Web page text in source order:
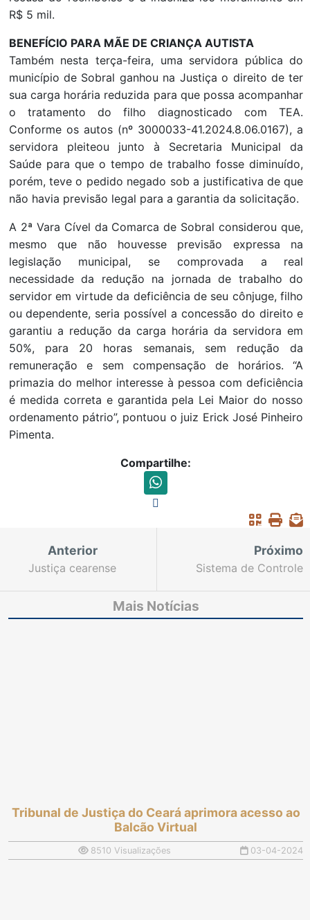
R$ 5 mil.
BENEFÍCIO PARA MÃE DE CRIANÇA AUTISTA
Também nesta terça-feira, uma servidora pública do
município de Sobral ganhou na Justiça o direito de ter
sua carga horária reduzida para que possa acompanhar
o tratamento do filho diagnosticado com TEA.
Conforme os autos (nº 3000033-41.2024.8.06.0167), a
servidora pleiteou junto à Secretaria Municipal da
Saúde para que o tempo de trabalho fosse diminuído,
porém, teve o pedido negado sob a justificativa de que
não havia previsão legal para a garantia da solicitação.
A 2ª Vara Cível da Comarca de Sobral considerou que,
mesmo que não houvesse previsão expressa na
legislação municipal, se comprovada a real
necessidade da redução na jornada de trabalho do
servidor em virtude da deficiência de seu cônjuge, filho
ou dependente, seria possível a concessão do direito e
garantiu a redução da carga horária da servidora em
50%, para 20 horas semanais, sem redução da
remuneração e sem compensação de horários. “A
primazia do melhor interesse à pessoa com deficiência
é medida correta e garantida pela Lei Maior do nosso
ordenamento pátrio”, pontuou o juiz Erick José Pinheiro
Pimenta.
Compartilhe:
Anterior
Justiça cearense
Semana Nacional do
Registro Civil
Próximo
Sistema de Controle
núcleos para
Mais Notícias
Tribunal de Justiça do Ceará aprimora acesso ao
Balcão Virtual
8510 Visualizações 03-04-2024